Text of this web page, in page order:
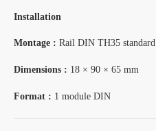
Installation
Montage : Rail DIN TH35 standard
Dimensions : 18 × 90 × 65 mm
Format : 1 module DIN